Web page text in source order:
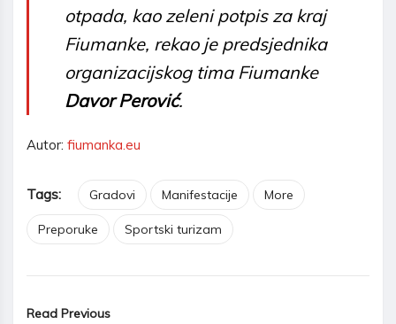
otpada, kao zeleni potpis za kraj
Fiumanke, rekao je predsjednika
organizacijskog tima Fiumanke
Davor Perović.
Autor: fiumanka.eu
Tags: Gradovi Manifestacije More
Preporuke Sportski turizam
Read Previous